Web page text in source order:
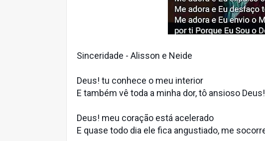
Sinceridade - Alisson e Neide
Deus! tu conhece o meu interior
E também vê toda a minha dor, tô ansioso Deus!
Deus! meu coração está acelerado
E quase todo dia ele fica angustiado, me